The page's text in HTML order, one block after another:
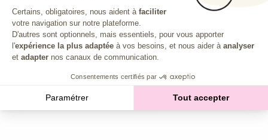
investissements, tout enbénéficiant d'un report
d'imposition de la plus-value
mutualiser les risques en diversifiant les actifs détenus
par la holding. Le dispositif impose un
dans des actifs éligibles. Voici les différents types de
placements possibles dans le cadre du dispositif 150-
Plateforme de Gestion du
Certains, obligatoires, nous aident à faciliter
votre navigation sur notre plateforme.
D'autres sont optionnels, mais essentiels, pour vous apporter
l'expérience la plus adaptée à vos besoins, et nous aider à analyser
et adapter nos canaux de communication.
Consentements certifiés par
Paramétrer Tout accepter
Axeptio consent